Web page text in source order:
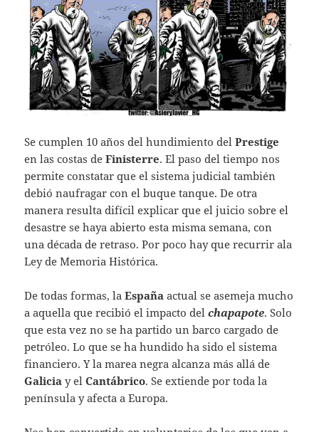
Se cumplen 10 años del hundimiento delPrestige
en las costas deFinisterre. El paso del tiempo nos
permite constatar que el sistema judicial también
debió naufragar con el buque tanque. De otra
manera resulta difícil explicar que el juicio sobre el
desastre se haya abierto esta misma semana, con
una década de retraso. Por poco hay que recurrir ala
Ley de Memoria Histórica.
De todas formas, laEspaña actual se asemeja mucho
a aquella que recibió el impacto delchapapote. Solo
que esta vez no se ha partido un barco cargado de
petróleo. Lo que se ha hundido ha sido el sistema
financiero. Y la marea negra alcanza más allá de
Galiciay elCantábrico. Se extiende por toda la
península y afecta a Europa.